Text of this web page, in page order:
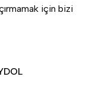
için bizi